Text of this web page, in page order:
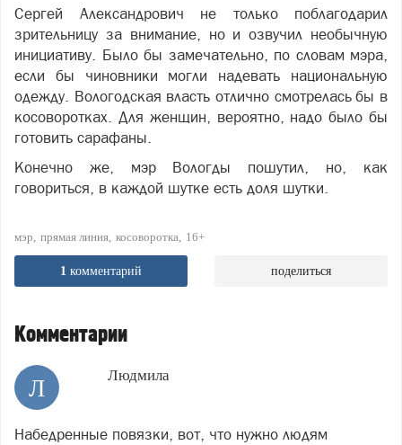
Сергей Александрович не только поблагодарил
зрительницу за внимание, но и озвучил необычную
инициативу. Было бы замечательно, по словам мэра,
если бы чиновники могли надевать национальную
одежду. Вологодская власть отлично смотрелась бы в
косоворотках. Для женщин, вероятно, надо было бы
готовить сарафаны.
Конечно же, мэр Вологды пошутил, но, как
говориться, в каждой шутке есть доля шутки.
мэр прямая линия косоворотка 16+
1 комментарий поделиться
Комментарии
Л Людмила
Набедренные повязки, вот, что нужно людям